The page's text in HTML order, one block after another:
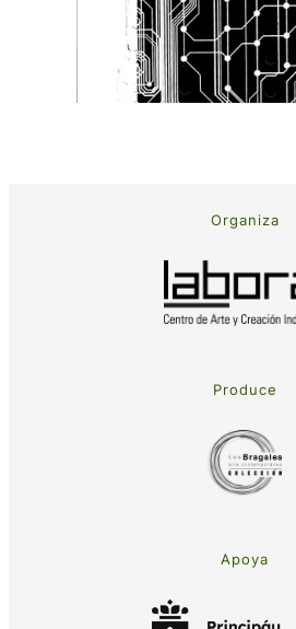
Organiza
Produce
Apoya